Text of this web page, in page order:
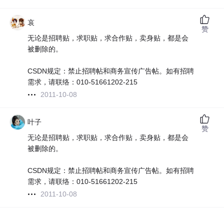
哀
无论是招聘贴，求职贴，求合作贴，卖身贴，都是会
被删除的。
CSDN规定：禁止招聘帖和商务宣传广告帖。如有招聘
需求，请联络：010-51661202-215
2011-10-08
赞
叶子
无论是招聘贴，求职贴，求合作贴，卖身贴，都是会
被删除的。
CSDN规定：禁止招聘帖和商务宣传广告帖。如有招聘
需求，请联络：010-51661202-215
2011-10-08
赞